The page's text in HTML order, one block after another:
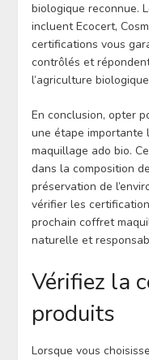
biologique reconnue.
incluent Ecocert,
certifications vous
contrôlés et
l’agriculture
En conclusion, opter
une étape importante
maquillage ado bio.
dans la composition
préservation de
vérifier les
prochain coffret
naturelle et
Vérifiez la
produits
Lorsque vous